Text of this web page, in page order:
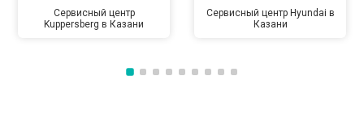
Сервисный центр
Kuppersberg в Казани
Сервисный центр Hyundai в
Казани